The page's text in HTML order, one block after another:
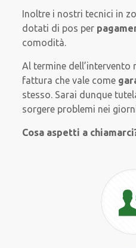
Inoltre i nostri tecnici in
dotati di pos per
comodità.
Al termine dell’intervento
fattura che vale come
stesso. Sarai dunque
sorgere problemi nei
Cosa aspetti a